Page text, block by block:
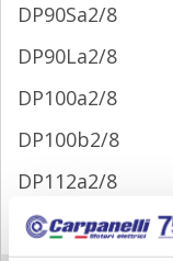
DP90Sa2/8
DP90La2/8
DP100a2/8
DP100b2/8
DP112a2/8
DP132La2/8